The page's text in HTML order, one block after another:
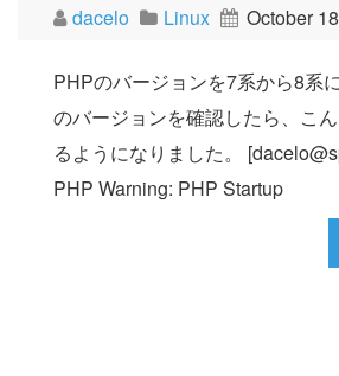
dacelo Linux October
PHPのバージョンを7系から8系
のバージョンを確認したら、こ
るようになりました。
PHP Warning: PHP Startup